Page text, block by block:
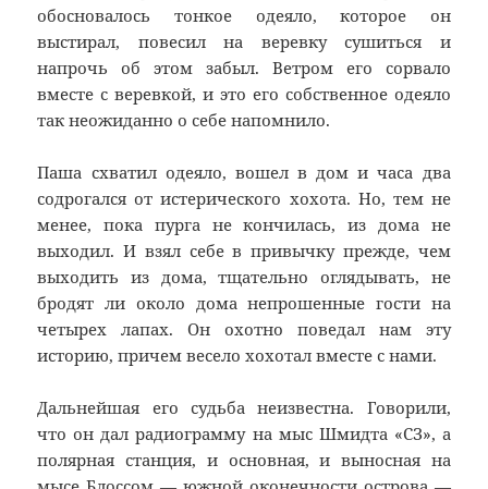
обосновалось тонкое одеяло, которое он
выстирал, повесил на веревку сушиться и
напрочь об этом забыл. Ветром его сорвало
вместе с веревкой, и это его собственное одеяло
так неожиданно о себе напомнило.
Паша схватил одеяло, вошел в дом и часа два
содрогался от истерического хохота. Но, тем не
менее, пока пурга не кончилась, из дома не
выходил. И взял себе в привычку прежде, чем
выходить из дома, тщательно оглядывать, не
бродят ли около дома непрошенные гости на
четырех лапах. Он охотно поведал нам эту
историю, причем весело хохотал вместе с нами.
Дальнейшая его судьба неизвестна. Говорили,
что он дал радиограмму на мыс Шмидта «СЗ», а
полярная станция, и основная, и выносная на